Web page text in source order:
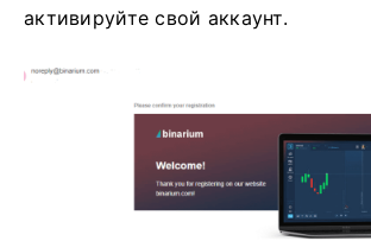
активируйте свой аккаунт.